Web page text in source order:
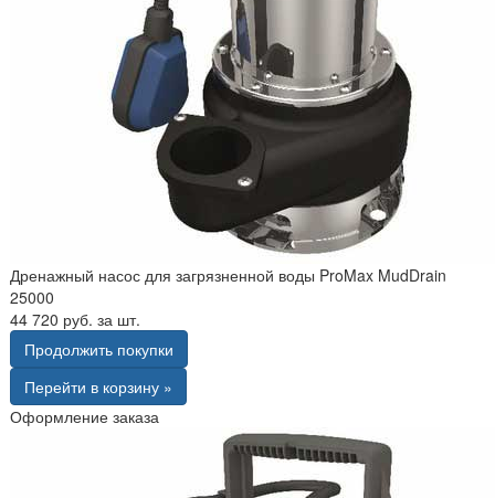
Дренажный насос для загрязненной воды ProMax MudDrain
25000
44 720 руб. за шт.
Продолжить покупки
Перейти в корзину »
Оформление заказа